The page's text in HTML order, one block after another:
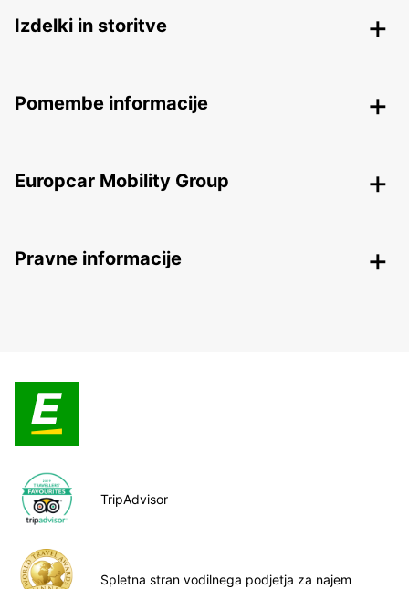
Izdelki in storitve
Pomembe informacije
Europcar Mobility Group
Pravne informacije
TripAdvisor
Spletna stran vodilnega podjetja za najem